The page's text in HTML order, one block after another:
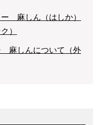
麻しん（はしか）
）
麻しんについて（外